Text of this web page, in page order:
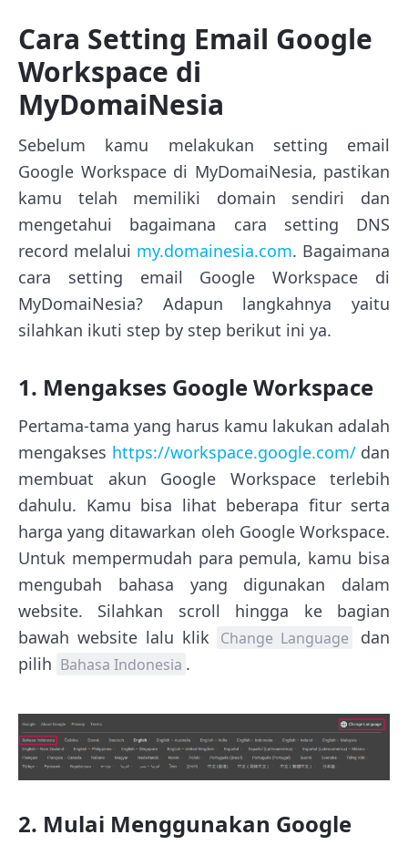
Cara Setting Email Google
Workspace di
MyDomaiNesia
Sebelum kamu melakukan setting email
Google Workspace di MyDomaiNesia, pastikan
kamu telah memiliki domain sendiri dan
mengetahui bagaimana cara setting DNS
record melalui my.domainesia.com. Bagaimana
cara setting email Google Workspace di
MyDomaiNesia? Adapun langkahnya yaitu
silahkan ikuti step by step berikut ini ya.
1. Mengakses Google Workspace
Pertama-tama yang harus kamu lakukan adalah
mengakses https://workspace.google.com/dan
membuat akun Google Workspace terlebih
dahulu. Kamu bisa lihat beberapa fitur serta
harga yang ditawarkan oleh Google Workspace.
Untuk mempermudah para pemula, kamu bisa
mengubah bahasa yang digunakan dalam
website. Silahkan scroll hingga ke bagian
bawah website lalu klik
Change Language
dan
pilih Bahasa Indonesia .
2. Mulai Menggunakan Google